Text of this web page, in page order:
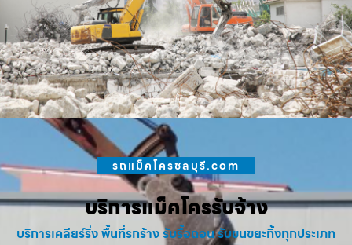
รถแม็คโครชลบุรี.com
บริการแม็คโครรับจ้าง
บริการเคลียร์ริ่ง พื้นที่รกร้าง รับรื้อถอน รับขนขยะทิ้งทุกประเภท